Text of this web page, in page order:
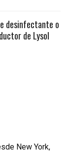
desinfectante o
de Lysol
New York,